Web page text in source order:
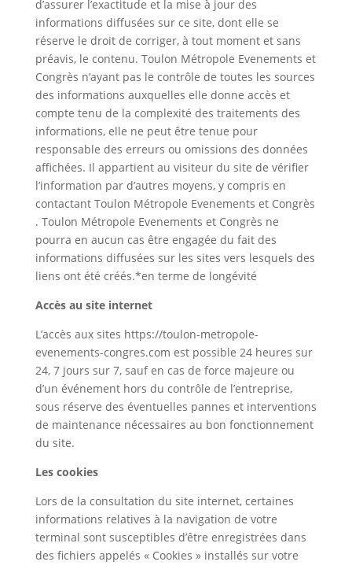
d’assurer l’exactitude et la mise à jour des
informations diffusées sur ce site, dont elle se
réserve le droit de corriger, à tout moment et sans
préavis, le contenu. Toulon Métropole Evenements et
Congrès n’ayant pas le contrôle de toutes les sources
des informations auxquelles elle donne accès et
compte tenu de la complexité des traitements des
informations, elle ne peut être tenue pour
responsable des erreurs ou omissions des données
affichées. Il appartient au visiteur du site de vérifier
l’information par d’autres moyens, y compris en
contactant Toulon Métropole Evenements et Congrès
. Toulon Métropole Evenements et Congrès ne
pourra en aucun cas être engagée du fait des
informations diffusées sur les sites vers lesquels des
liens ont été créés.*en terme de longévité
Accès au site internet
L’accès aux sites https://toulon-metropole-
evenements-congres.com est possible 24 heures sur
24, 7 jours sur 7, sauf en cas de force majeure ou
d’un événement hors du contrôle de l’entreprise,
sous réserve des éventuelles pannes et interventions
de maintenance nécessaires au bon fonctionnement
du site.
Les cookies
Lors de la consultation du site internet, certaines
informations relatives à la navigation de votre
terminal sont susceptibles d’être enregistrées dans
des fichiers appelés « Cookies » installés sur votre